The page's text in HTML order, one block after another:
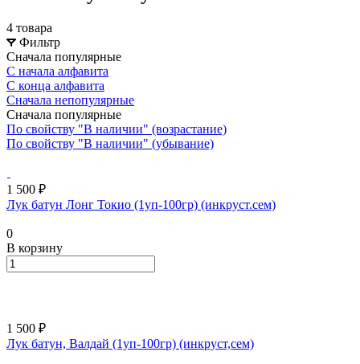
4 товара
Фильтр
Сначала популярные
С начала алфавита
С конца алфавита
Сначала непопулярные
Сначала популярные
По свойству "В наличии" (возрастание)
По свойству "В наличии" (убывание)
1 500 ₽
Лук батун Лонг Токио (1уп-100гр) (инкруст.сем)
0
В корзину
1 500 ₽
Лук батун, Валдай (1уп-100гр) (инкруст,сем)